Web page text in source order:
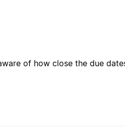
of how close the due